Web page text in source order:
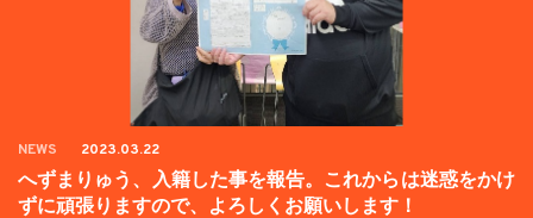
NEWS 2023.03.22
へずまりゅう、入籍した事を報告。これからは迷惑をかけ
ずに頑張りますので、よろしくお願いします！